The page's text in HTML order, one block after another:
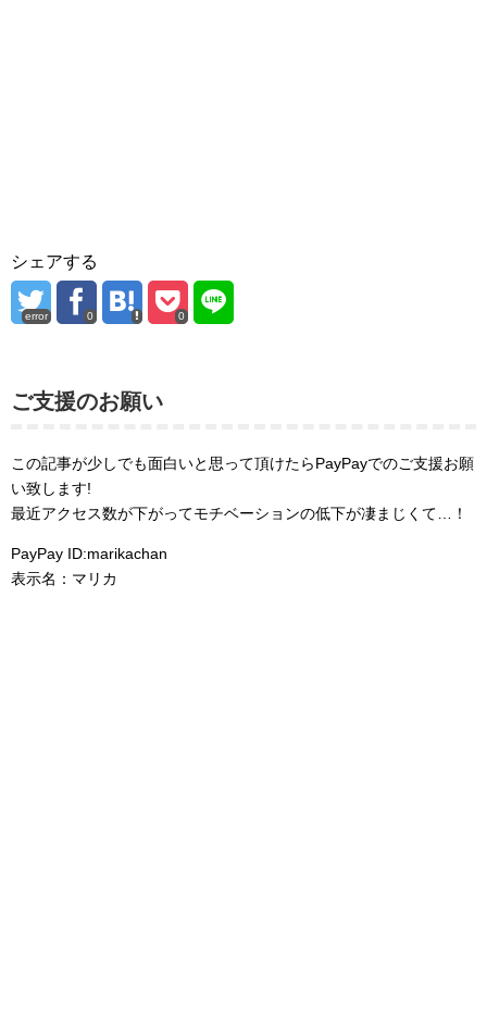
シェアする
error 0 0
ご支援のお願い
この記事が少しでも面白いと思って頂けたらPayPayでのご支援お願
い致します!
最近アクセス数が下がってモチベーションの低下が凄まじくて…！
PayPay ID:marikachan
表示名：マリカ